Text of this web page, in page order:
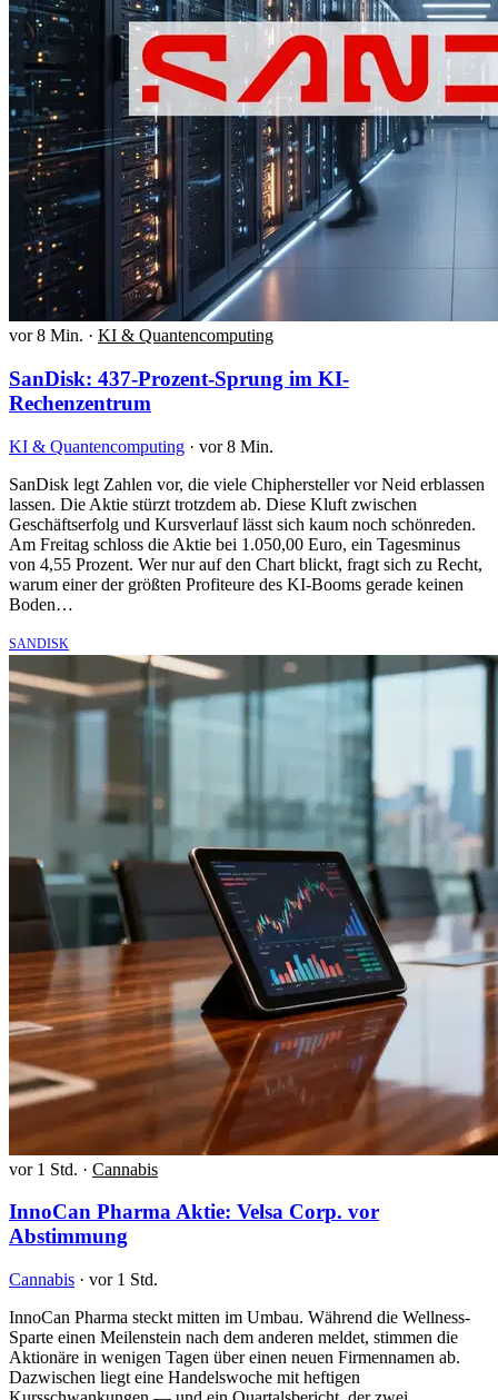
vor 8 Min. · KI & Quantencomputing
SanDisk: 437-Prozent-Sprung im KI-
Rechenzentrum
KI & Quantencomputing · vor 8 Min.
SanDisk legt Zahlen vor, die viele Chiphersteller vor Neid erblassen
lassen. Die Aktie stürzt trotzdem ab. Diese Kluft zwischen
Geschäftserfolg und Kursverlauf lässt sich kaum noch schönreden.
Am Freitag schloss die Aktie bei 1.050,00 Euro, ein Tagesminus
von 4,55 Prozent. Wer nur auf den Chart blickt, fragt sich zu Recht,
warum einer der größten Profiteure des KI-Booms gerade keinen
Boden…
SANDISK
vor 1 Std. · Cannabis
InnoCan Pharma Aktie: Velsa Corp. vor
Abstimmung
Cannabis · vor 1 Std.
InnoCan Pharma steckt mitten im Umbau. Während die Wellness-
Sparte einen Meilenstein nach dem anderen meldet, stimmen die
Aktionäre in wenigen Tagen über einen neuen Firmennamen ab.
Dazwischen liegt eine Handelswoche mit heftigen